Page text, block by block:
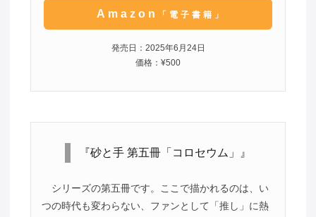
Amazon 「電子書籍」
発売日：2025年6月24日
価格：¥500
『砂と手 第五冊「コロセウム」』
シリーズの第五冊です。ここで描かれるのは、い
つの時代も変わらない、ファンとして「推し」に熱